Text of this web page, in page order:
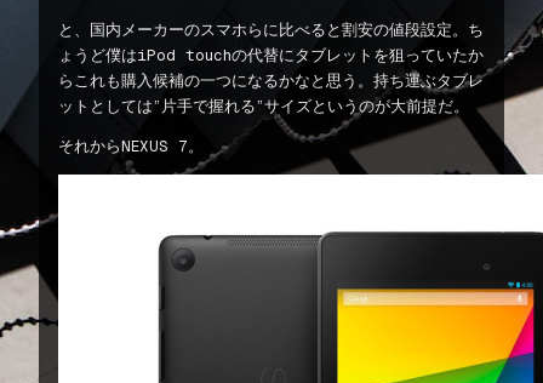
と、国内メーカーのスマホらに比べると割安の値段設定。ち
ょうど僕はiPod touchの代替にタブレットを狙っていたか
らこれも購入候補の一つになるかなと思う。持ち運ぶタブレ
ットとしては”片手で握れる”サイズというのが大前提だ。
それからNEXUS 7。